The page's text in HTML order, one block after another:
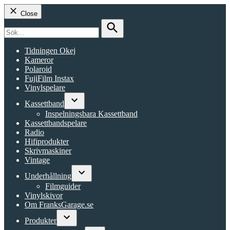
Close
for:
Search
Tidningen Okej
Kameror
Polaroid
FujiFilm Instax
Vinylspelare
Kassettband
Open
dropdown
menu
Inspelningsbara Kassettband
Kassettbandspelare
Radio
Hifiprodukter
Skrivmaskiner
Vintage
Underhållning
Open
Filmguider
Vinylskivor
Om FranksGarage.se
Produkter
Open